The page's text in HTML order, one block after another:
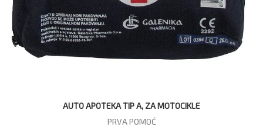
AUTO APOTEKA TIP A, ZA MOTOCIKLE
PRVA POMOĆ